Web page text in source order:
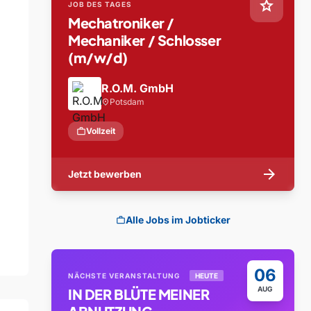
star
JOB DES TAGES
Mechatroniker /
Mechaniker / Schlosser
(m/w/d)
R.O.M. GmbH
location_on Potsdam
workVollzeit
Jetzt bewerben arrow_forward
workAlle Jobs im Jobticker
06
AUG
NÄCHSTE VERANSTALTUNG HEUTE
IN DER BLÜTE MEINER